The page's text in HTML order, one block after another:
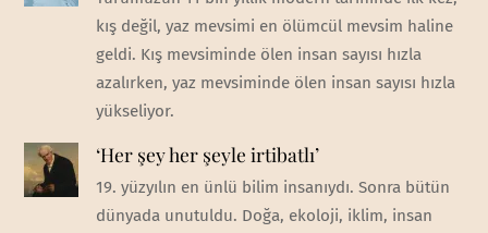
kış değil, yaz mevsimi en ölümcül mevsim haline
geldi. Kış mevsiminde ölen insan sayısı hızla
azalırken, yaz mevsiminde ölen insan sayısı hızla
yükseliyor.
‘Her şey her şeyle irtibatlı’
19. yüzyılın en ünlü bilim insanıydı. Sonra bütün
dünyada unutuldu. Doğa, ekoloji, iklim, insan